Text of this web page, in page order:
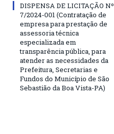
DISPENSA DE LICITAÇÃO Nº
7/2024-001 (Contratação de
empresa para prestação de
assessoria técnica
especializada em
transparência pública, para
atender as necessidades da
Prefeitura, Secretarias e
Fundos do Município de São
Sebastião da Boa Vista-PA)